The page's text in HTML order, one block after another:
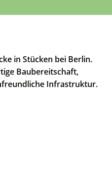
in Stücken bei Berlin.
Baubereitschaft,
Infrastruktur.